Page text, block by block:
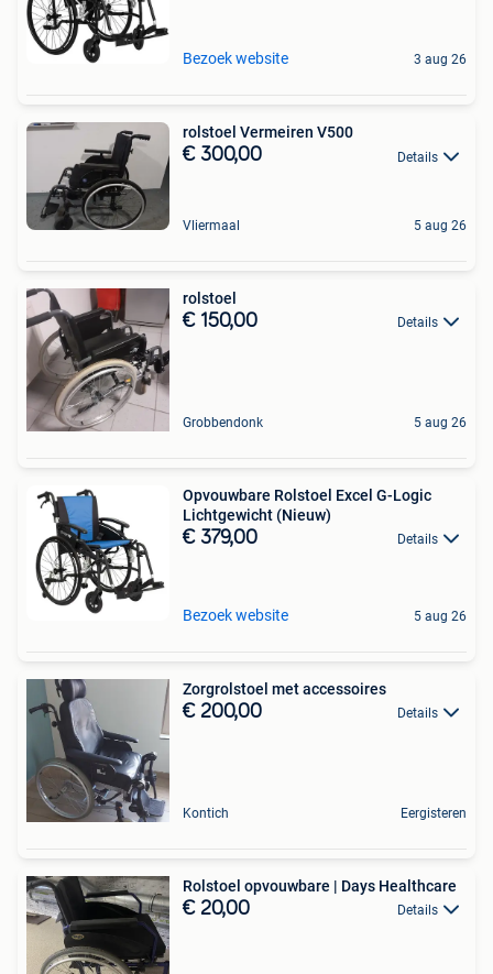
Bezoek website 3 aug 26
rolstoel Vermeiren V500
€ 300,00 Details
Vliermaal 5 aug 26
rolstoel
€ 150,00 Details
Grobbendonk 5 aug 26
Opvouwbare Rolstoel Excel G-Logic
Lichtgewicht (Nieuw)
€ 379,00 Details
Bezoek website 5 aug 26
Zorgrolstoel met accessoires
€ 200,00 Details
Kontich Eergisteren
Rolstoel opvouwbare | Days Healthcare
€ 20,00 Details